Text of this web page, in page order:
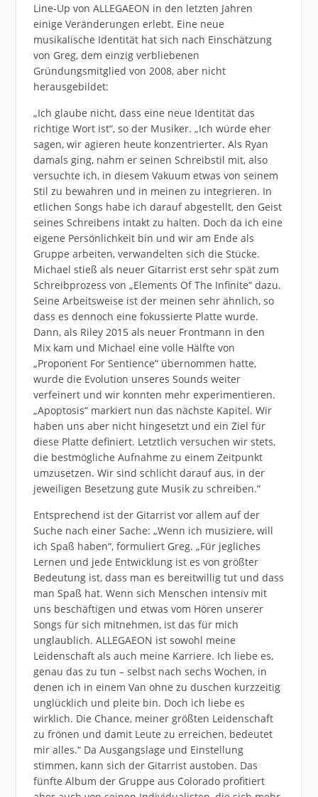
Line-Up von ALLEGAEON in den letzten Jahren
einige Veränderungen erlebt. Eine neue
musikalische Identität hat sich nach Einschätzung
von Greg, dem einzig verbliebenen
Gründungsmitglied von 2008, aber nicht
herausgebildet:
„Ich glaube nicht, dass eine neue Identität das
richtige Wort ist“, so der Musiker. „Ich würde eher
sagen, wir agieren heute konzentrierter. Als Ryan
damals ging, nahm er seinen Schreibstil mit, also
versuchte ich, in diesem Vakuum etwas von seinem
Stil zu bewahren und in meinen zu integrieren. In
etlichen Songs habe ich darauf abgestellt, den Geist
seines Schreibens intakt zu halten. Doch da ich eine
eigene Persönlichkeit bin und wir am Ende als
Gruppe arbeiten, verwandelten sich die Stücke.
Michael stieß als neuer Gitarrist erst sehr spät zum
Schreibprozess von „Elements Of The Infinite“ dazu.
Seine Arbeitsweise ist der meinen sehr ähnlich, so
dass es dennoch eine fokussierte Platte wurde.
Dann, als Riley 2015 als neuer Frontmann in den
Mix kam und Michael eine volle Hälfte von
„Proponent For Sentience“ übernommen hatte,
wurde die Evolution unseres Sounds weiter
verfeinert und wir konnten mehr experimentieren.
„Apoptosis“ markiert nun das nächste Kapitel. Wir
haben uns aber nicht hingesetzt und ein Ziel für
diese Platte definiert. Letztlich versuchen wir stets,
die bestmögliche Aufnahme zu einem Zeitpunkt
umzusetzen. Wir sind schlicht darauf aus, in der
jeweiligen Besetzung gute Musik zu schreiben.“
Entsprechend ist der Gitarrist vor allem auf der
Suche nach einer Sache: „Wenn ich musiziere, will
ich Spaß haben“, formuliert Greg. „Für jegliches
Lernen und jede Entwicklung ist es von größter
Bedeutung ist, dass man es bereitwillig tut und dass
man Spaß hat. Wenn sich Menschen intensiv mit
uns beschäftigen und etwas vom Hören unserer
Songs für sich mitnehmen, ist das für mich
unglaublich. ALLEGAEON ist sowohl meine
Leidenschaft als auch meine Karriere. Ich liebe es,
genau das zu tun – selbst nach sechs Wochen, in
denen ich in einem Van ohne zu duschen kurzzeitig
unglücklich und pleite bin. Doch ich liebe es
wirklich. Die Chance, meiner größten Leidenschaft
zu frönen und damit Leute zu erreichen, bedeutet
mir alles.“ Da Ausgangslage und Einstellung
stimmen, kann sich der Gitarrist austoben. Das
fünfte Album der Gruppe aus Colorado profitiert